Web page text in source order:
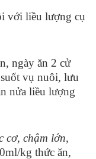
với liều lượng cụ
ngày ăn 2 cử
vụ nuôi, lưu
nửa liều lượng
cơ, chậm lớn,
kg thức ăn,